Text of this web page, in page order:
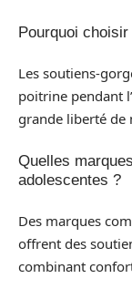
Pourquoi
Les soutiens-
poitrine pendant
grande liberté de
Quelles
adolescentes ?
Des marques
offrent des
combinant